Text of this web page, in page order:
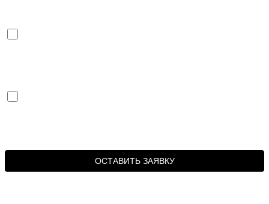
ОСТАВИТЬ ЗАЯВКУ